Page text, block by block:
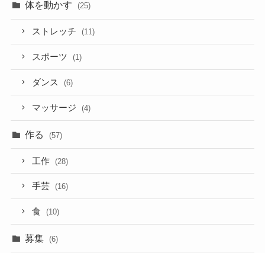
体を動かす (25)
ストレッチ (11)
スポーツ (1)
ダンス (6)
マッサージ (4)
作る (57)
工作 (28)
手芸 (16)
食 (10)
募集 (6)